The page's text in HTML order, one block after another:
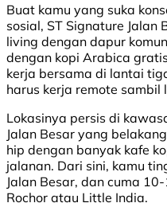
Buat kamu yang suka
sosial, ST Signature
living dengan dapur
dengan kopi Arabica
kerja bersama di lantai
harus kerja remote sambil
Lokasinya persis di
Jalan Besar yang
hip dengan banyak kafe
jalanan. Dari sini, kamu
Jalan Besar, dan cuma
Rochor atau Little India.